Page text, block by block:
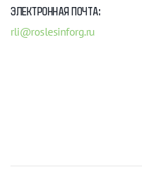
ЭЛЕКТРОННАЯ ПОЧТА:
rli@roslesinforg.ru